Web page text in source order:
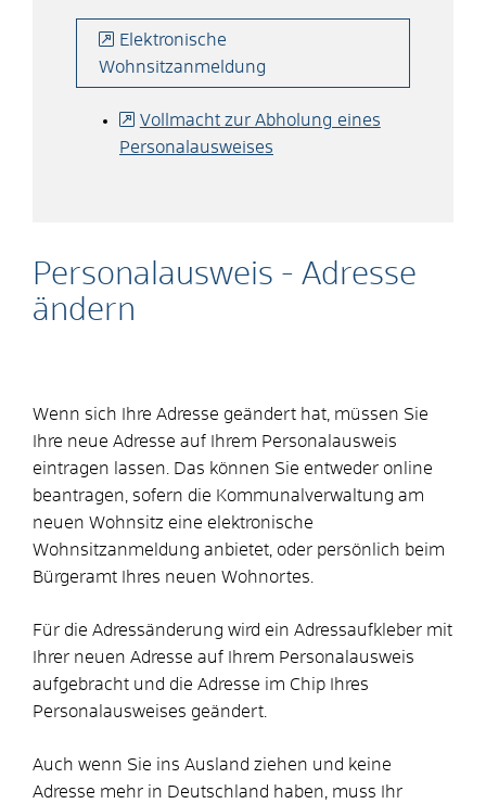
Personalausweis - Adresse
ändern
Wenn sich Ihre Adresse geändert hat, müssen Sie
Ihre neue Adresse auf Ihrem Personalausweis
eintragen lassen. Das können Sie entweder online
beantragen, sofern die Kommunalverwaltung am
neuen Wohnsitz eine elektronische
Wohnsitzanmeldung anbietet, oder persönlich beim
Bürgeramt Ihres neuen Wohnortes.
Für die Adressänderung wird ein Adressaufkleber mit
Ihrer neuen Adresse auf Ihrem Personalausweis
aufgebracht und die Adresse im Chip Ihres
Personalausweises geändert.
Auch wenn Sie ins Ausland ziehen und keine
Adresse mehr in Deutschland haben, muss Ihr
Elektronische
Wohnsitzanmeldung
Vollmacht zur Abholung eines
Personalausweises